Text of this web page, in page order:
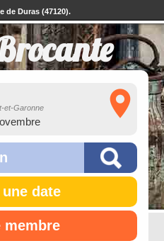
de Duras (47120).
et-Garonne
date
membre